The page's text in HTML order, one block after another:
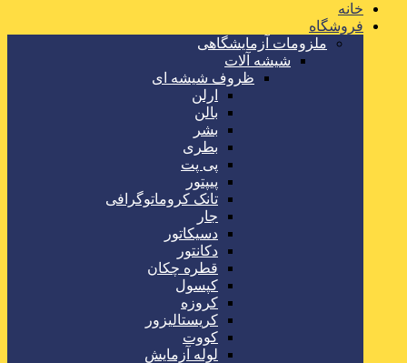
خانه
فروشگاه
ملزومات آزمایشگاهی
شیشه آلات
ظروف شیشه ای
ارلن
بالن
بشر
بطری
پی پت
پیپتور
تانک کروماتوگرافی
جار
دسیکاتور
دکانتور
قطره چکان
کپسول
کروزه
کریستالیزور
کووت
لوله آزمایش